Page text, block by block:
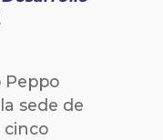
Peppo
sede de
cinco